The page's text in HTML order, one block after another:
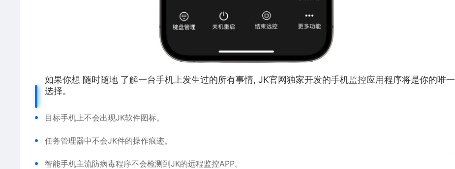
如果你想 随时随地 了解一台手机上发生过的所有事情, JK官网独家开发的手机监控应用程序将是你的唯一
选择。
目标手机上不会出现JK软件图标。
任务管理器中不会JK件的操作痕迹。
智能手机主流防病毒程序不会检测到JK的远程监控APP。